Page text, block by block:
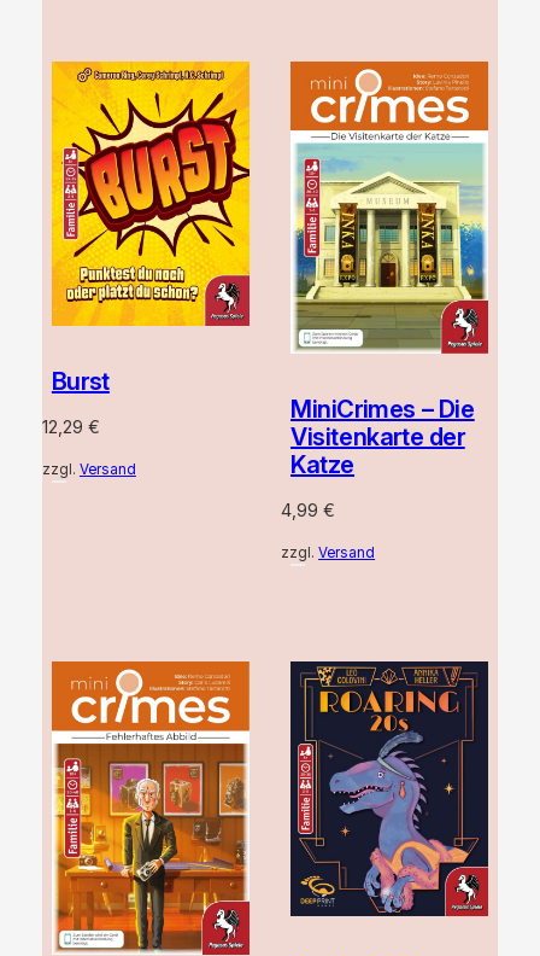
Burst
12,29 €
zzgl. Versand
MiniCrimes – Die
Visitenkarte der
Katze
4,99€
zzgl.Versand